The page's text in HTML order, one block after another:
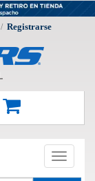
/ Registrarse
Toggle